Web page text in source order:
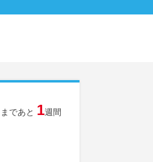
まであと 1週間